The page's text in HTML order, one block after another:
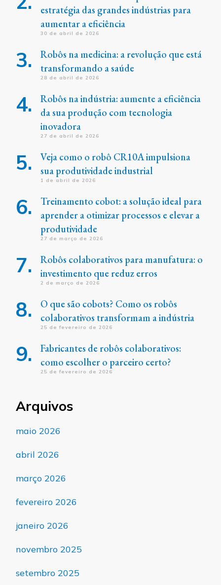
estratégia das grandes indústrias para
aumentar a eficiência
30 de abril de 2026
Robôs na medicina: a revolução que está
transformando a saúde
28 de abril de 2026
Robôs na indústria: aumente a eficiência
da sua produção com tecnologia
inovadora
27 de abril de 2026
Veja como o robô CR10A impulsiona
sua produtividade industrial
1 de abril de 2026
Treinamento cobot: a solução ideal para
aprender a otimizar processos e elevar a
produtividade
27 de março de 2026
Robôs colaborativos para manufatura: o
investimento que reduz erros
2 de março de 2026
O que são cobots? Como os robôs
colaborativos transformam a indústria
25 de fevereiro de 2026
Fabricantes de robôs colaborativos:
como escolher o parceiro certo?
25 de fevereiro de 2026
Arquivos
maio 2026
abril 2026
março 2026
fevereiro 2026
janeiro 2026
novembro 2025
setembro 2025